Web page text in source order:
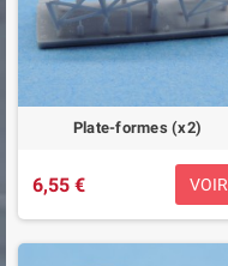
Plate-formes (x2)
6,55 € VOIR